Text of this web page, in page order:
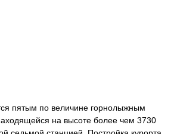
пятым по величине горнолыжным
на высоте более чем 3730